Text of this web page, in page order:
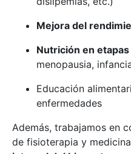
Mejora del
Nutrición en
menopausia,
Educación
enfermedades
Además, trabajamos en
de fisioterapia y